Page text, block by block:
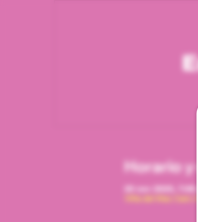
Horario
Viña del Mar,